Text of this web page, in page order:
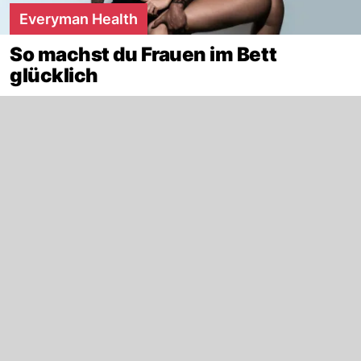
Everyman Health
So machst du Frauen im Bett
glücklich